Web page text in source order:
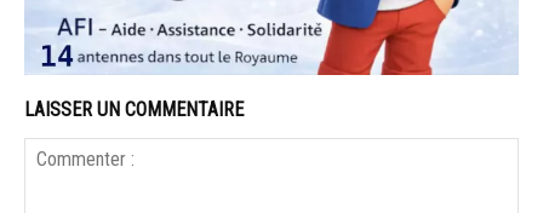
LAISSER UN COMMENTAIRE